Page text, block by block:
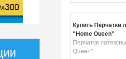
Купить Перчатки
"Home Queen"
Перчатки
Queen"